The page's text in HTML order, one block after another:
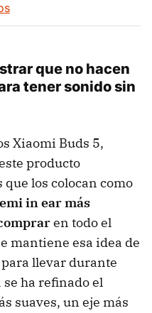
que no hacen
tener sonido sin
Xiaomi Buds 5,
producto
los colocan como
in ear más
en todo el
mantiene esa idea de
llevar durante
ha refinado el
suaves, un eje más